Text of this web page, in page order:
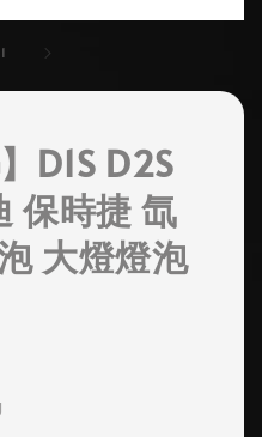
1
D1S D2S
保時捷 氙
大燈燈泡